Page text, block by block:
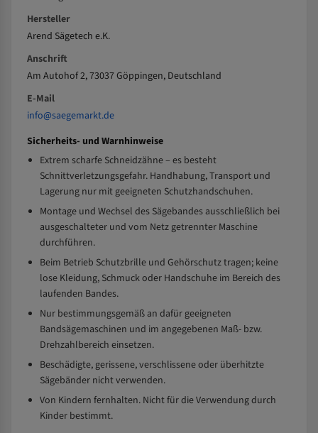
Hersteller
Arend Sägetech e.K.
Anschrift
Am Autohof 2, 73037 Göppingen, Deutschland
E-Mail
info@saegemarkt.de
Sicherheits- und Warnhinweise
Extrem scharfe Schneidzähne – es besteht
Schnittverletzungsgefahr. Handhabung, Transport und
Lagerung nur mit geeigneten Schutzhandschuhen.
Montage und Wechsel des Sägebandes ausschließlich bei
ausgeschalteter und vom Netz getrennter Maschine
durchführen.
Beim Betrieb Schutzbrille und Gehörschutz tragen; keine
lose Kleidung, Schmuck oder Handschuhe im Bereich des
laufenden Bandes.
Nur bestimmungsgemäß an dafür geeigneten
Bandsägemaschinen und im angegebenen Maß- bzw.
Drehzahlbereich einsetzen.
Beschädigte, gerissene, verschlissene oder überhitzte
Sägebänder nicht verwenden.
Von Kindern fernhalten. Nicht für die Verwendung durch
Kinder bestimmt.